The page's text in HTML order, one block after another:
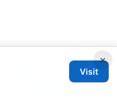
and WireGuard
×
Visit